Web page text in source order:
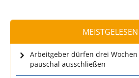
MEISTGELESEN
Arbeitgeber dürfen drei
pauschal ausschließen